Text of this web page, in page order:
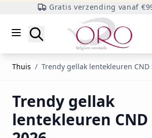
Gratis verzending vanaf
Zoeken
Thuis / Trendy gellak lentekleuren CND
Trendy gellak
lentekleuren CND